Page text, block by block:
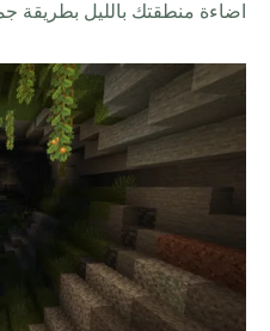
اضاءة منطقتك بالليل بطريقة